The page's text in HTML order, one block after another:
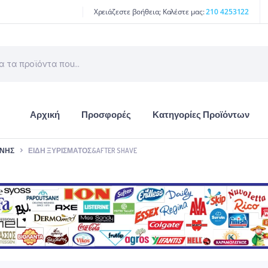
Χρειάζεστε βοήθεια; Καλέστε μας:210 4253122
Αρχική Προσφορές Κατηγορίες Προϊόντων
ΕΊΔΗ ΞΥΡΊΣΜΑΤΟΣ&AFTER SHAVE